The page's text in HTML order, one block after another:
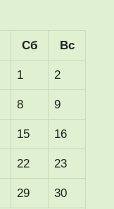
Сб Вс
1 2
8 9
15 16
22 23
29 30